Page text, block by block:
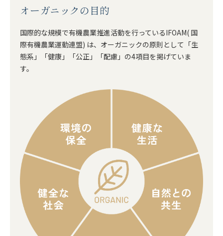
オーガニックの目的
国際的な規模で有機農業推進活動を行っているIFOAM( 国
際有機農業運動連盟) は、オーガニックの原則として「生
態系」「健康」「公正」「配慮」の4項目を掲げていま
す。